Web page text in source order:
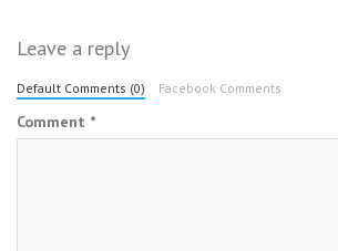
Leave a reply
Default Comments (0) Facebook Comments
Comment *